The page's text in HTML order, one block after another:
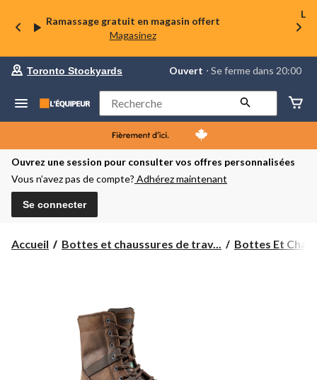
Ramassage gratuit en magasin offert
Magasinez
La
votre
préféré
Toronto
Stockyards,
courament
Ouvert,
Se
dans
changer
Toronto Stockyards Ouvert ⋅ Se ferme dans 20:00
Rechercher
Ouvrez une session pour consulter vos offres personnalisées
Vous n’avez pas de compte? Adhérez maintenant
Se connecter
Accueil Bottes et chaussures de trav... Bottes Et